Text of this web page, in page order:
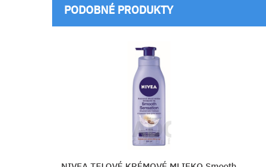
PODOBNÉ PRODUKTY